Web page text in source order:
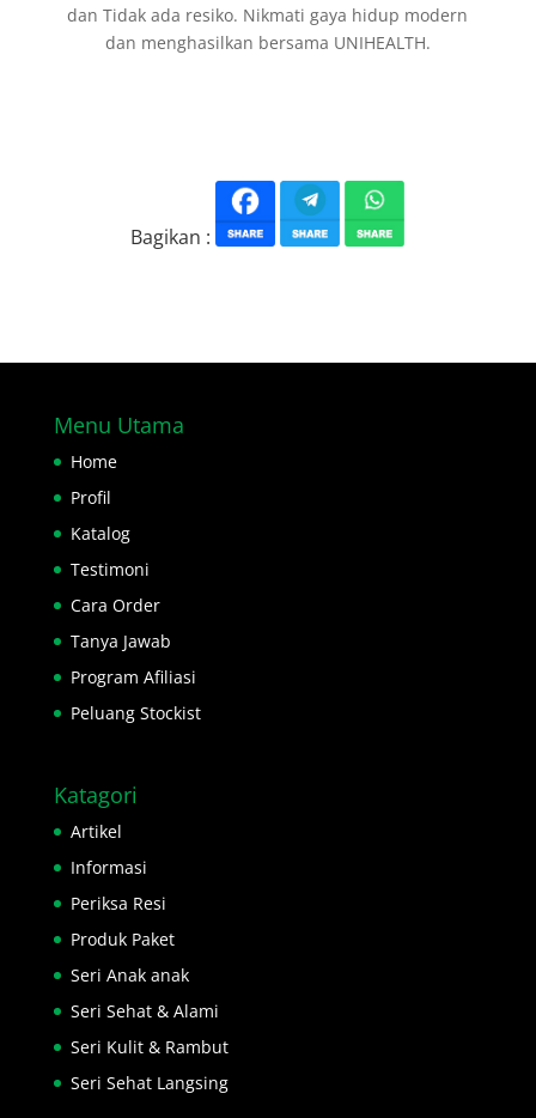
dan Tidak ada resiko. Nikmati gaya hidup modern
dan menghasilkan bersama UNIHEALTH.
Bagikan :
Menu Utama
Home
Profil
Katalog
Testimoni
Cara Order
Tanya Jawab
Program Afiliasi
Peluang Stockist
Katagori
Artikel
Informasi
Periksa Resi
Produk Paket
Seri Anak anak
Seri Sehat & Alami
Seri Kulit & Rambut
Seri Sehat Langsing